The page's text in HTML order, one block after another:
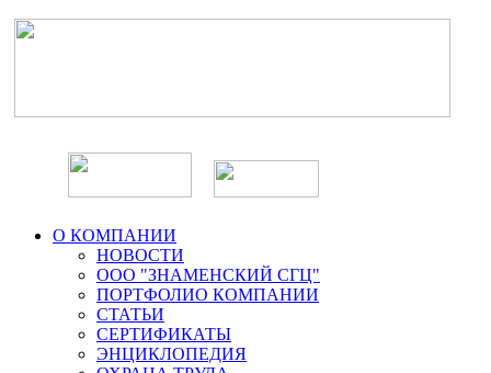
О КОМПАНИИ
НОВОСТИ
ООО "ЗНАМЕНСКИЙ СГЦ"
ПОРТФОЛИО КОМПАНИИ
СТАТЬИ
СЕРТИФИКАТЫ
ЭНЦИКЛОПЕДИЯ